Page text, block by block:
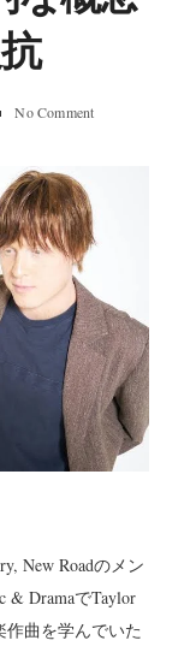
No Comment
New Roadのメン
& DramaでTaylor
曲を学んでいた